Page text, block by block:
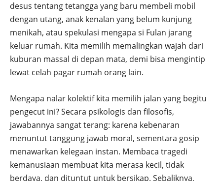
desus tentang tetangga yang baru membeli mobil
dengan utang, anak kenalan yang belum kunjung
menikah, atau spekulasi mengapa si Fulan jarang
keluar rumah. Kita memilih memalingkan wajah dari
kuburan massal di depan mata, demi bisa mengintip
lewat celah pagar rumah orang lain.
Mengapa nalar kolektif kita memilih jalan yang begitu
pengecut ini? Secara psikologis dan filosofis,
jawabannya sangat terang: karena kebenaran
menuntut tanggung jawab moral, sementara gosip
menawarkan kelegaan instan. Membaca tragedi
kemanusiaan membuat kita merasa kecil, tidak
berdaya, dan dituntut untuk bersikap. Sebaliknya,